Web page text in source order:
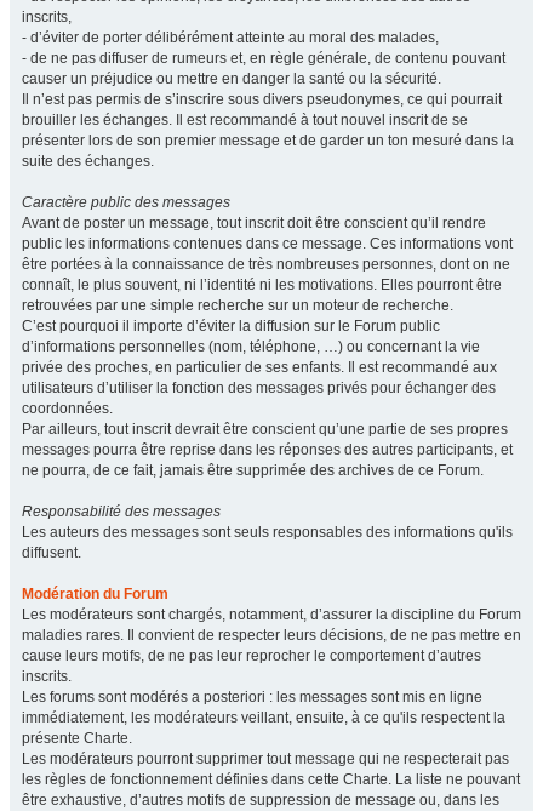
inscrits,
- d’éviter de porter délibérément atteinte au moral des malades,
- de ne pas diffuser de rumeurs et, en règle générale, de contenu pouvant
causer un préjudice ou mettre en danger la santé ou la sécurité.
Il n’est pas permis de s’inscrire sous divers pseudonymes, ce qui pourrait
brouiller les échanges. Il est recommandé à tout nouvel inscrit de se
présenter lors de son premier message et de garder un ton mesuré dans la
suite des échanges.
Caractère public des messages
Avant de poster un message, tout inscrit doit être conscient qu’il rendre
public les informations contenues dans ce message. Ces informations vont
être portées à la connaissance de très nombreuses personnes, dont on ne
connaît, le plus souvent, ni l’identité ni les motivations. Elles pourront être
retrouvées par une simple recherche sur un moteur de recherche.
C’est pourquoi il importe d’éviter la diffusion sur le Forum public
d’informations personnelles (nom, téléphone, …) ou concernant la vie
privée des proches, en particulier de ses enfants. Il est recommandé aux
utilisateurs d’utiliser la fonction des messages privés pour échanger des
coordonnées.
Par ailleurs, tout inscrit devrait être conscient qu’une partie de ses propres
messages pourra être reprise dans les réponses des autres participants, et
ne pourra, de ce fait, jamais être supprimée des archives de ce Forum.
Responsabilité des messages
Les auteurs des messages sont seuls responsables des informations qu'ils
diffusent.
Modération du Forum
Les modérateurs sont chargés, notamment, d’assurer la discipline du Forum
maladies rares. Il convient de respecter leurs décisions, de ne pas mettre en
cause leurs motifs, de ne pas leur reprocher le comportement d’autres
inscrits.
Les forums sont modérés a posteriori : les messages sont mis en ligne
immédiatement, les modérateurs veillant, ensuite, à ce qu'ils respectent la
présente Charte.
Les modérateurs pourront supprimer tout message qui ne respecterait pas
les règles de fonctionnement définies dans cette Charte. La liste ne pouvant
être exhaustive, d’autres motifs de suppression de message ou, dans les